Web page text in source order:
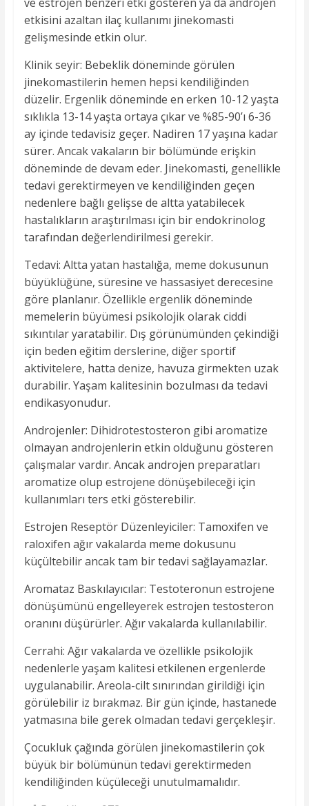
ve estrojen benzeri etki gösteren ya da androjen
etkisini azaltan ilaç kullanımı jinekomasti
gelişmesinde etkin olur.
Klinik seyir: Bebeklik döneminde görülen
jinekomastilerin hemen hepsi kendiliğinden
düzelir. Ergenlik döneminde en erken 10-12 yaşta
sıklıkla 13-14 yaşta ortaya çıkar ve %85-90’ı 6-36
ay içinde tedavisiz geçer. Nadiren 17 yaşına kadar
sürer. Ancak vakaların bir bölümünde erişkin
döneminde de devam eder. Jinekomasti, genellikle
tedavi gerektirmeyen ve kendiliğinden geçen
nedenlere bağlı gelişse de altta yatabilecek
hastalıkların araştırılması için bir endokrinolog
tarafından değerlendirilmesi gerekir.
Tedavi: Altta yatan hastalığa, meme dokusunun
büyüklüğüne, süresine ve hassasiyet derecesine
göre planlanır. Özellikle ergenlik döneminde
memelerin büyümesi psikolojik olarak ciddi
sıkıntılar yaratabilir. Dış görünümünden çekindiği
için beden eğitim derslerine, diğer sportif
aktivitelere, hatta denize, havuza girmekten uzak
durabilir. Yaşam kalitesinin bozulması da tedavi
endikasyonudur.
Androjenler: Dihidrotestosteron gibi aromatize
olmayan androjenlerin etkin olduğunu gösteren
çalışmalar vardır. Ancak androjen preparatları
aromatize olup estrojene dönüşebileceği için
kullanımları ters etki gösterebilir.
Estrojen Reseptör Düzenleyiciler: Tamoxifen ve
raloxifen ağır vakalarda meme dokusunu
küçültebilir ancak tam bir tedavi sağlayamazlar.
Aromataz Baskılayıcılar: Testoteronun estrojene
dönüşümünü engelleyerek estrojen testosteron
oranını düşürürler. Ağır vakalarda kullanılabilir.
Cerrahi: Ağır vakalarda ve özellikle psikolojik
nedenlerle yaşam kalitesi etkilenen ergenlerde
uygulanabilir. Areola-cilt sınırından girildiği için
görülebilir iz bırakmaz. Bir gün içinde, hastanede
yatmasına bile gerek olmadan tedavi gerçekleşir.
Çocukluk çağında görülen jinekomastilerin çok
büyük bir bölümünün tedavi gerektirmeden
kendiliğinden küçüleceği unutulmamalıdır.